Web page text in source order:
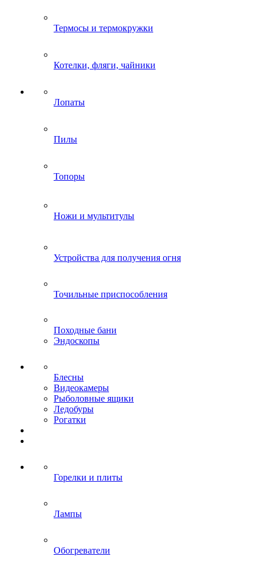
Термосы и термокружки
Котелки, фляги, чайники
Лопаты
Пилы
Топоры
Ножи и мультитулы
Устройства для получения огня
Точильные приспособления
Походные бани
Эндоскопы
Блесны
Видеокамеры
Рыболовные ящики
Ледобуры
Рогатки
Горелки и плиты
Лампы
Обогреватели